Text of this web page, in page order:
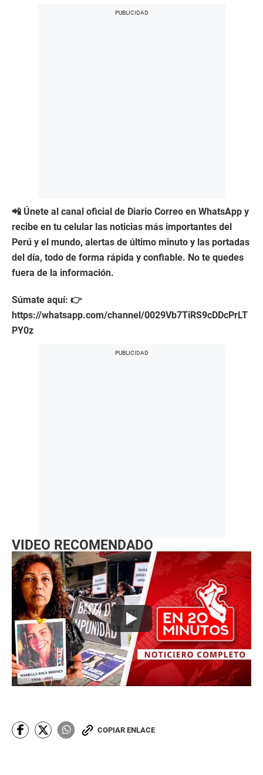
📲 Únete al canal oficial de Diario Correo en WhatsApp y
recibe en tu celular las noticias más importantes del
Perú y el mundo, alertas de último minuto y las portadas
del día, todo de forma rápida y confiable. No te quedes
fuera de la información.
Súmate aquí: 👉
https://whatsapp.com/channel/0029Vb7TiRS9cDDcPrLT
PY0z
VIDEO RECOMENDADO
COPIAR ENLACE